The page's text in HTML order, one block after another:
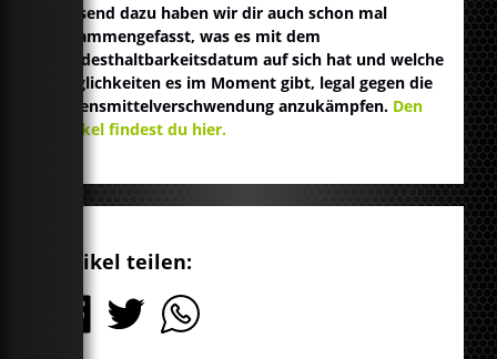
Passend dazu haben wir dir auch schon mal
zusammengefasst, was es mit dem
Mindesthaltbarkeitsdatum auf sich hat und welche
Möglichkeiten es im Moment gibt, legal gegen die
Lebensmittelverschwendung anzukämpfen. Den
Artikel findest du hier.
Artikel teilen: